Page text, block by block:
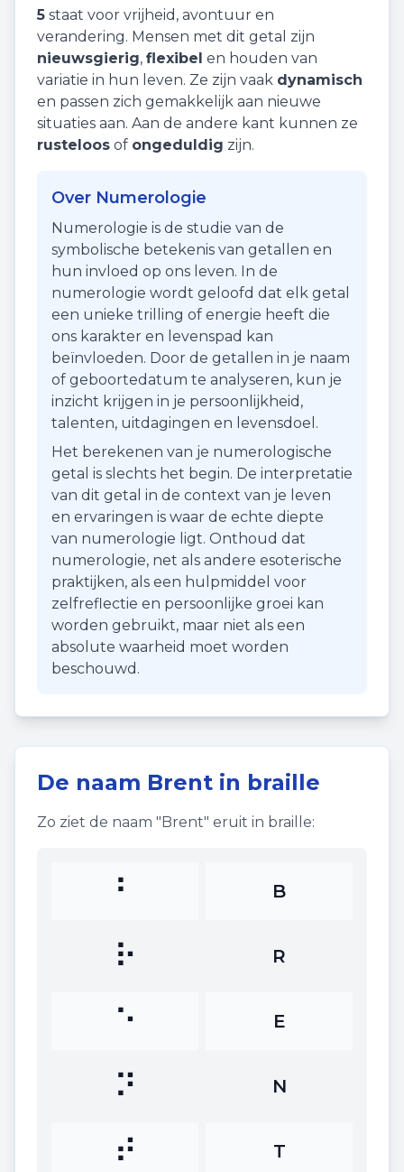
5 staat voor vrijheid , avontuur en
verandering. Mensen met dit getal zijn
nieuwsgierig, flexibel en houden van
variatie in hun leven. Ze zijn vaak dynamisch
en passen zich gemakkelijk aan nieuwe
situaties aan. Aan de andere kant kunnen ze
rusteloos of ongeduldig zijn.
Over Numerologie
Numerologie is de studie van de
symbolische betekenis van getallen en
hun invloed op ons leven. In de
numerologie wordt geloofd dat elk getal
een unieke trilling of energie heeft die
ons karakter en levenspad kan
beïnvloeden. Door de getallen in je naam
of geboortedatum te analyseren, kun je
inzicht krijgen in je persoonlijkheid,
talenten, uitdagingen en levensdoel.
Het berekenen van je numerologische
getal is slechts het begin. De interpretatie
van dit getal in de context van je leven
en ervaringen is waar de echte diepte
van numerologie ligt. Onthoud dat
numerologie, net als andere esoterische
praktijken, als een hulpmiddel voor
zelfreflectie en persoonlijke groei kan
worden gebruikt, maar niet als een
absolute waarheid moet worden
beschouwd.
De naam Brent in braille
Zo ziet de naam "Brent" eruit in braille:
⠃ B
⠗ R
⠑ E
⠝ N
⠞ T